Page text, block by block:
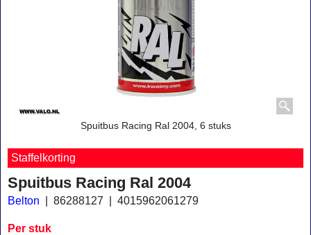
Spuitbus Racing Ral 2004, 6 stuks
Staffelkorting
Spuitbus Racing Ral 2004
Belton 86288127 4015962061279
Per stuk